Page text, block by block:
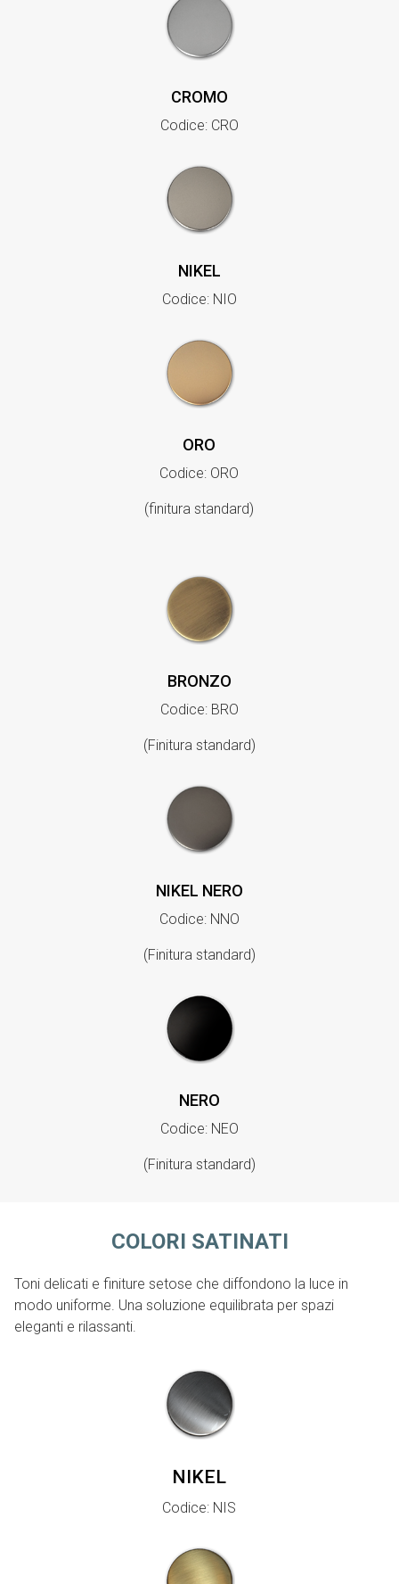
CROMO
Codice: CRO
NIKEL
Codice: NIO
ORO
Codice: ORO
(finitura standard)
BRONZO
Codice: BRO
(Finitura standard)
NIKEL NERO
Codice: NNO
(Finitura standard)
NERO
Codice: NEO
(Finitura standard)
COLORI SATINATI
Toni delicati e finiture setose che diffondono la luce in
modo uniforme. Una soluzione equilibrata per spazi
eleganti e rilassanti.
NIKEL
Codice: NIS